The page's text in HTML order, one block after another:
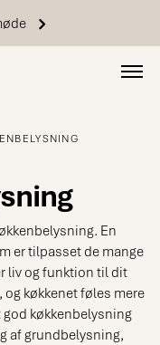
En
er tilpasset de mange
liv og funktion til dit
og køkkenet føles mere
god køkkenbelysning
af grundbelysning,